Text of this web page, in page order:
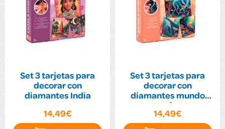
Set 3 tarjetas para
decorar con
diamantes India
14,49€
Set 3 tarjetas para
decorar con
diamantes mundo
marino
14,49€